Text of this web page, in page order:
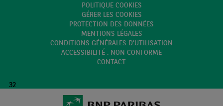
POLITIQUE COOKIES
GÉRER LES COOKIES
PROTECTION DES DONNÉES
MENTIONS LÉGALES
CONDITIONS GÉNÉRALES D'UTILISATION
ACCESSIBILITÉ : NON CONFORME
CONTACT
32